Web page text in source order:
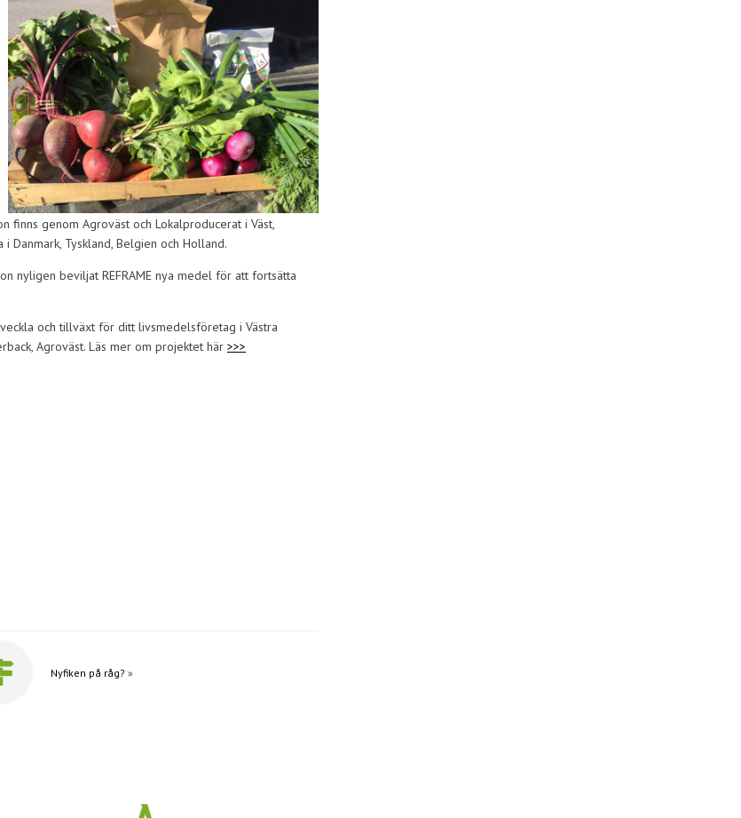
finns genom Agroväst och Lokalproducerat i Väst,
Tyskland, Belgien och Holland.
nyligen beviljat REFRAME nya medel för att fortsätta
och tillväxt för ditt livsmedelsföretag i Västra
Agroväst. Läs mer om projektet här >>>
Nyfiken på råg? »